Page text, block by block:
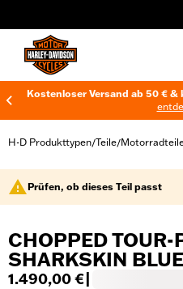
Kostenloser Versand ab 50 €
H-D Produkttypen/Teile/
Prüfen, ob dieses Teil passt
CHOPPED TOUR-
SHARKSKIN BLUE
1.490,00 €